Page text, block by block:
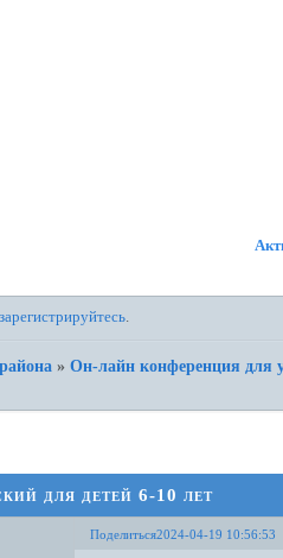
зарегистрируйтесь.
»Он-лайн конференция для
для детей 6-10 лет
Поделиться2024-04-19 10:56:53